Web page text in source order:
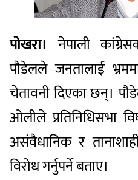
पोखरा।नेपाली
पौडेलले जनतालाई
चेतावनी दिएका छन्।
ओलीले प्रतिनिधिसभा
असंवैधानिक र
विरोध गर्नुपर्ने बताए।